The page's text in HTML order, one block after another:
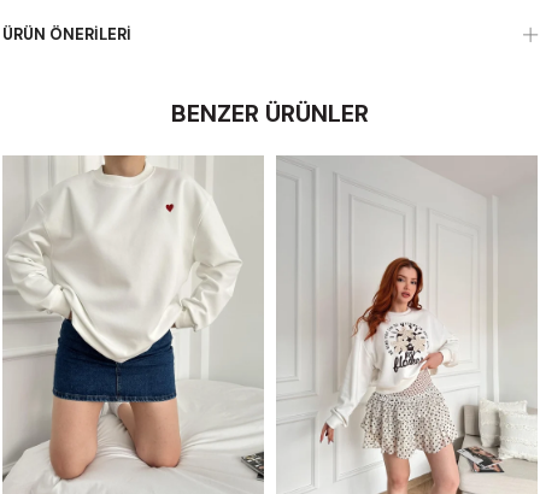
ÜRÜN ÖNERILERI
BENZER ÜRÜNLER